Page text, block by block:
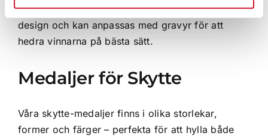
produkter kombinerar hög kvalitet med snygg
design och kan anpassas med gravyr för att
hedra vinnarna på bästa sätt.
Medaljerför Skytte
Våra skytte-medaljer finns i olika storlekar,
former och färger – perfekta för att hylla både